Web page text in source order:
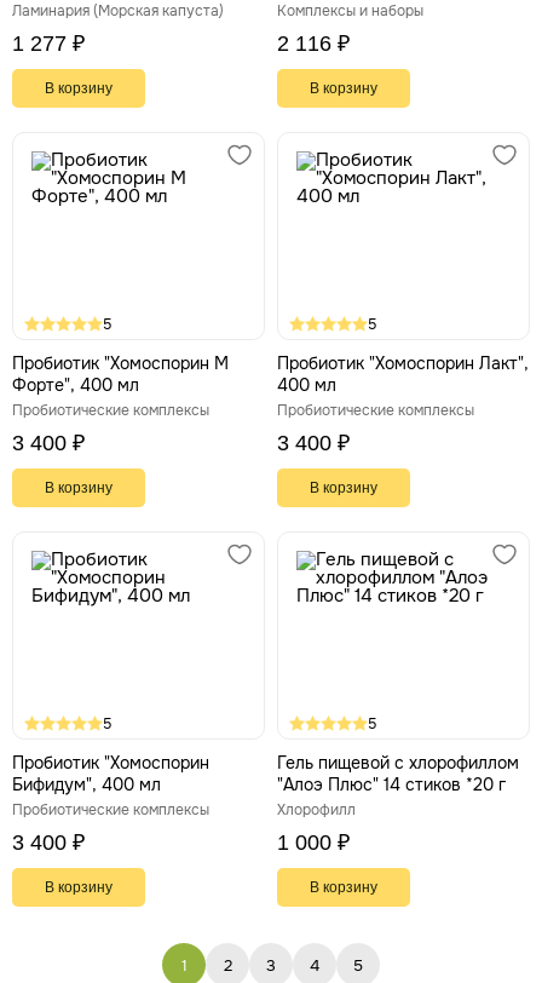
пробиотик, 60 капсул
Ламинария (Морская капуста)
1 277 ₽
В корзину
Комплексы и наборы
2 116 ₽
В корзину
5
Пробиотик "Хомоспорин М
Форте", 400 мл
Пробиотические комплексы
3 400 ₽
В корзину
5
Пробиотик "Хомоспорин Лакт",
400 мл
Пробиотические комплексы
3 400 ₽
В корзину
5
Пробиотик "Хомоспорин
Бифидум", 400 мл
Пробиотические комплексы
3 400 ₽
В корзину
5
Гель пищевой с хлорофиллом
"Алоэ Плюс" 14 стиков *20 г
Хлорофилл
1 000 ₽
В корзину
1 2 3 4 5